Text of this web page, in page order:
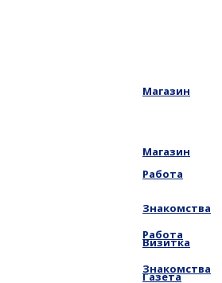
Магазин
Работа
Знакомства
Визитка
Газета
Магазин
Работа
Знакомства